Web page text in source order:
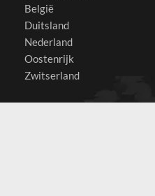
België
Duitsland
Nederland
Oostenrijk
Zwitserland